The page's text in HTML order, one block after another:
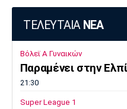
ΤΕΛΕΥΤΑΙΑ ΝΕΑ
Βόλεϊ Α Γυναικών
Παραμένει στην
21:30
Super League 1